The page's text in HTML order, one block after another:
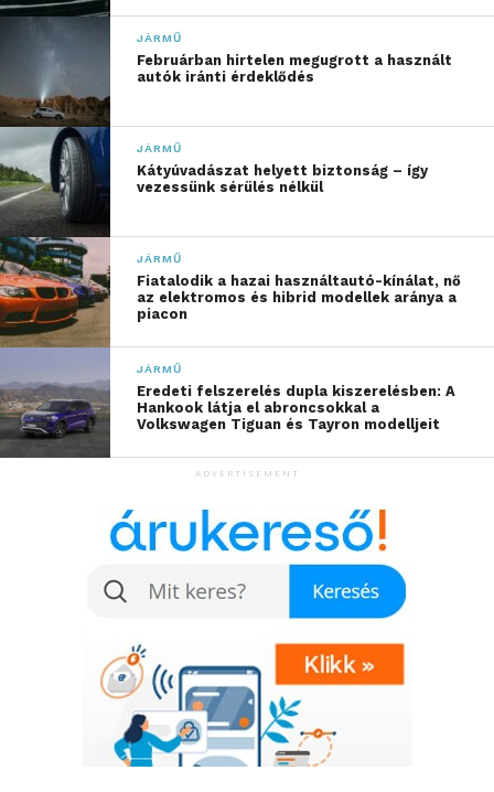
ami kritikus méterekkel
növelheti meg a fékutat.
Ezzel szemben a korszerű
téli abroncsok speciális
összetétele hidegben is
megőrzi rugalmasságát,
profilkialakításuk pedig a
deres, csúszós aszfalton
is stabilitást biztosít. A
megfelelő abroncs
kiválasztása tehát nem
költségkérdés, hanem a
felelős gondoskodás
– hangsúlyozta Tomin István, a Hankook Tire
Budapest Kft. műszaki vevőszolgálatának vezetője.
Határokon átívelő biztonság
JÁRMŰ
Februárban hirtelen megugrott a használt
autók iránti érdeklődés
JÁRMŰ
Kátyúvadászat helyett biztonság – így
vezessünk sérülés nélkül
JÁRMŰ
Fiatalodik a hazai használtautó-kínálat, nő
az elektromos és hibrid modellek aránya a
piacon
JÁRMŰ
Eredeti felszerelés dupla kiszerelésben: A
Hankook látja el abroncsokkal a
Volkswagen Tiguan és Tayron modelljeit
ADVERTISEMENT